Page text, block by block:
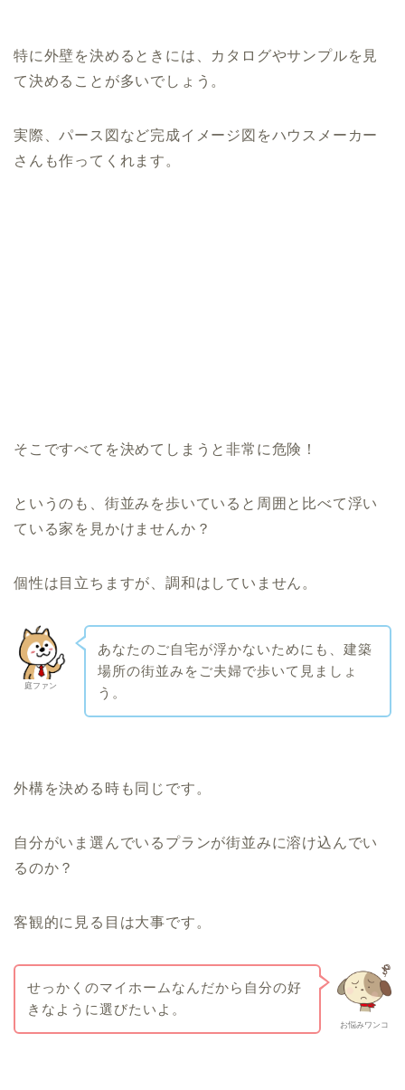
特に外壁を決めるときには、カタログやサンプルを見
て決めることが多いでしょう。
実際、パース図など完成イメージ図をハウスメーカー
さんも作ってくれます。
そこですべてを決めてしまうと非常に危険！
というのも、街並みを歩いていると周囲と比べて浮い
ている家を見かけませんか？
個性は目立ちますが、調和はしていません。
庭ファン
あなたのご自宅が浮かないためにも、建築
場所の街並みをご夫婦で歩いて見ましょ
う。
外構を決める時も同じです。
自分がいま選んでいるプランが街並みに溶け込んでい
るのか？
客観的に見る目は大事です。
お悩みワンコ
せっかくのマイホームなんだから自分の好
きなように選びたいよ。